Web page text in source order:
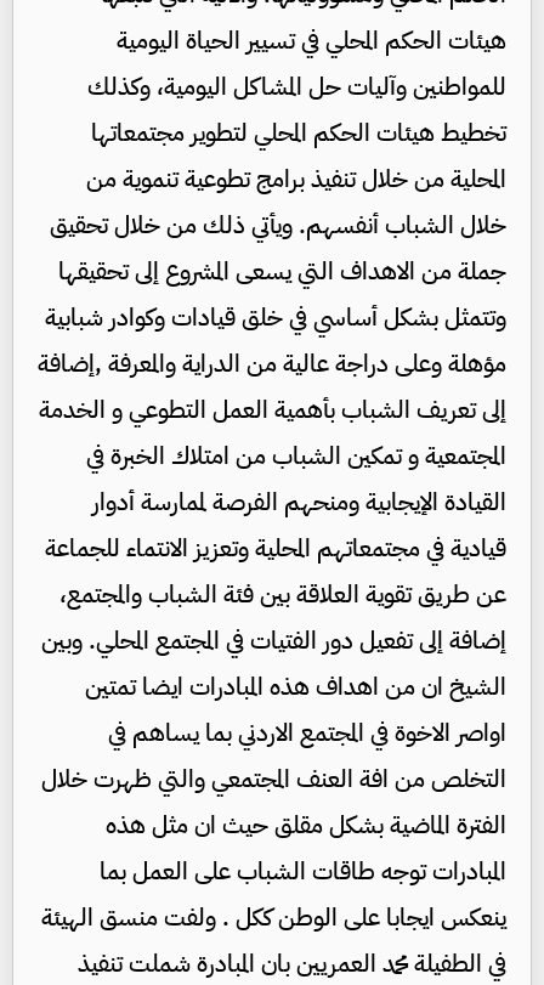
هيئات الحكم المحلي في تسيير الحياة اليومية
للمواطنين وآليات حل المشاكل اليومية، وكذلك
تخطيط هيئات الحكم المحلي لتطوير مجتمعاتها
المحلية من خلال تنفيذ برامج تطوعية تنموية من
خلال الشباب أنفسهم. ويأتي ذلك من خلال تحقيق
جملة من الاهداف التي يسعى المشروع إلى تحقيقها
وتتمثل بشكل أساسي في خلق قيادات وكوادر شبابية
مؤهلة وعلى دراجة عالية من الدراية والمعرفة ,إضافة
إلى تعريف الشباب بأهمية العمل التطوعي و الخدمة
المجتمعية و تمكين الشباب من امتلاك الخبرة في
القيادة الإيجابية ومنحهم الفرصة لممارسة أدوار
قيادية في مجتمعاتهم المحلية وتعزيز الانتماء للجماعة
عن طريق تقوية العلاقة بين فئة الشباب والمجتمع،
إضافة إلى تفعيل دور الفتيات في المجتمع المحلي. وبين
الشيخ ان من اهداف هذه المبادرات ايضا تمتين
اواصر الاخوة في المجتمع الاردني بما يساهم في
التخلص من افة العنف المجتمعي والتي ظهرت خلال
الفترة الماضية بشكل مقلق حيث ان مثل هذه
المبادرات توجه طاقات الشباب على العمل بما
ينعكس ايجابا على الوطن ككل . ولفت منسق الهيئة
في الطفيلة محمد العمريين بان المبادرة شملت تنفيذ